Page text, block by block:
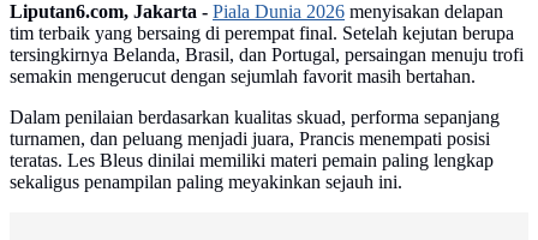
Liputan6.com, Jakarta - Piala Dunia 2026 menyisakan delapan
tim terbaik yang bersaing di perempat final. Setelah kejutan berupa
tersingkirnya Belanda, Brasil, dan Portugal, persaingan menuju trofi
semakin mengerucut dengan sejumlah favorit masih bertahan.
Dalam penilaian berdasarkan kualitas skuad, performa sepanjang
turnamen, dan peluang menjadi juara, Prancis menempati posisi
teratas. Les Bleus dinilai memiliki materi pemain paling lengkap
sekaligus penampilan paling meyakinkan sejauh ini.